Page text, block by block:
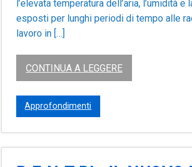
l’elevata temperatura dell’aria,
esposti per lunghi periodi di tempo alle
lavoro in […]
CONTINUA A LEGGERE
Approfondimenti